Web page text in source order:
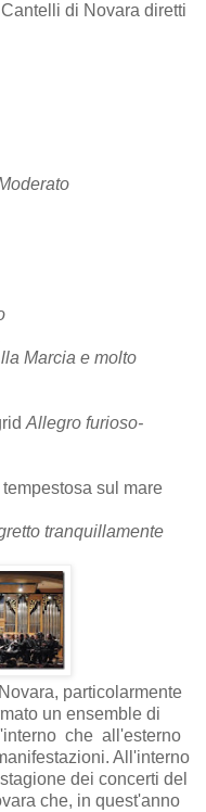
di Novara diretti
Marcia e molto
Allegro furioso-
sul mare
tranquillamente
particolarmente
un ensemble di
che all'esterno
All'interno
dei concerti del
che, in quest'anno